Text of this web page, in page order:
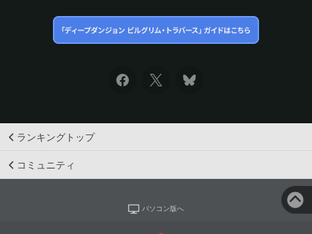
ランキングトップ
コミュニティ
パソコン版へ